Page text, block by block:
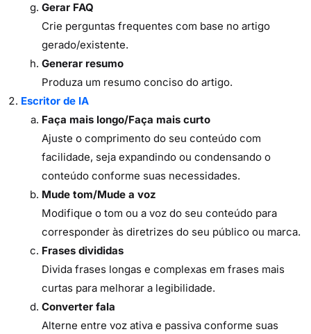
Gerar FAQ
Crie perguntas frequentes com base no artigo
gerado/existente.
Generar resumo
Produza um resumo conciso do artigo.
Escritor de IA
Faça mais longo/Faça mais curto
Ajuste o comprimento do seu conteúdo com
facilidade, seja expandindo ou condensando o
conteúdo conforme suas necessidades.
Mude tom/Mude a voz
Modifique o tom ou a voz do seu conteúdo para
corresponder às diretrizes do seu público ou marca.
Frases divididas
Divida frases longas e complexas em frases mais
curtas para melhorar a legibilidade.
Converter fala
Alterne entre voz ativa e passiva conforme suas